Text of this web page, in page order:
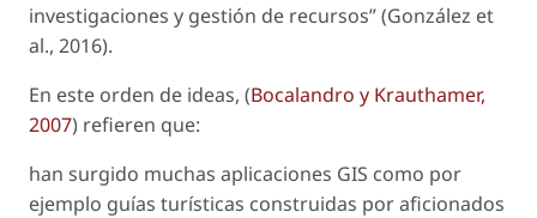
investigaciones y gestión de recursos” (González et
al., 2016).
En este orden de ideas, (Bocalandro y Krauthamer,
2007) refieren que:
han surgido muchas aplicaciones GIS como por
ejemplo guías turísticas construidas por aficionados